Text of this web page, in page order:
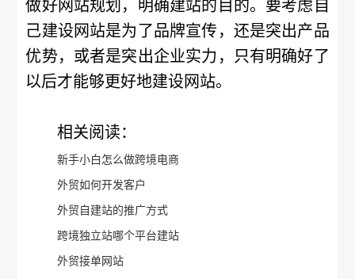
做好网站规划，明确建站的目的。要考虑自
己建设网站是为了品牌宣传，还是突出产品
优势，或者是突出企业实力，只有明确好了
以后才能够更好地建设网站。
相关阅读：
新手小白怎么做跨境电商
外贸如何开发客户
外贸自建站的推广方式
跨境独立站哪个平台建站
外贸接单网站